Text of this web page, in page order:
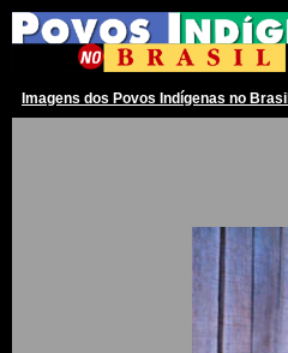
Imagens dos Povos Indígenas no Brasil